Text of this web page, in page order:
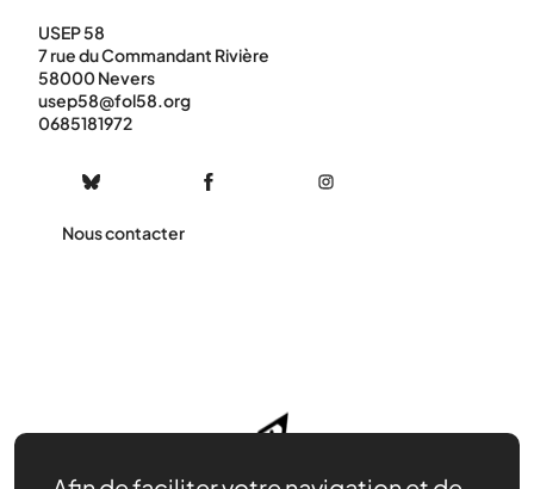
USEP 58
7 rue du Commandant Rivière
58000 Nevers
usep58@fol58.org
0685181972
Nous contacter